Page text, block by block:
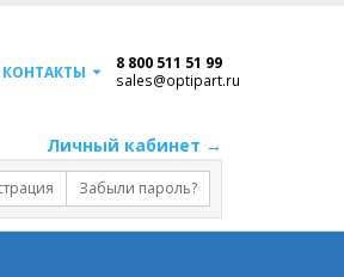
КОНТАКТЫ 8 800 511 51 99
sales@optipart.ru
Личный кабинет →
Забыли пароль?